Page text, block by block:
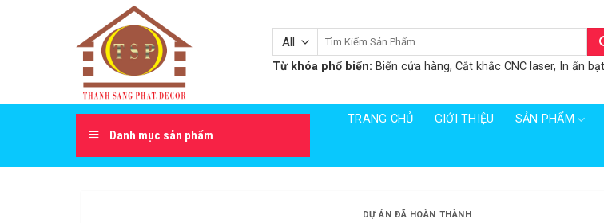
Tìm
kiếm:
Từ khóa phổ biến: Biển cửa hàng, Cắt khắc CNC laser, In ấn
Danh mục sản phẩm
TRANG CHỦ GIỚI THIỆU SẢN PHẨM
DỰ ÁN ĐÃ HOÀN THÀNH